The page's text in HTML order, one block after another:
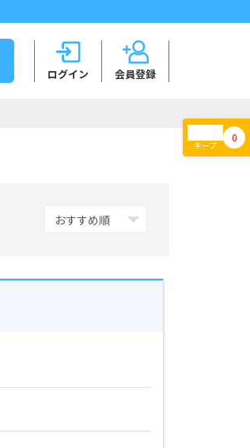
会員登録
ログイン
キープ
0